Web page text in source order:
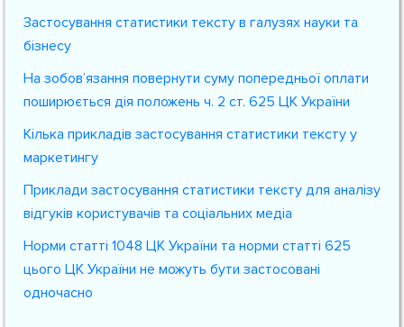
Застосування статистики тексту в галузях науки та
бізнесу
На зобов’язання повернути суму попередньої оплати
поширюється дія положень ч. 2 ст. 625 ЦК України
Кілька прикладів застосування статистики тексту у
маркетингу
Приклади застосування статистики тексту для аналізу
відгуків користувачів та соціальних медіа
Норми статті 1048 ЦК України та норми статті 625
цього ЦК України не можуть бути застосовані
одночасно